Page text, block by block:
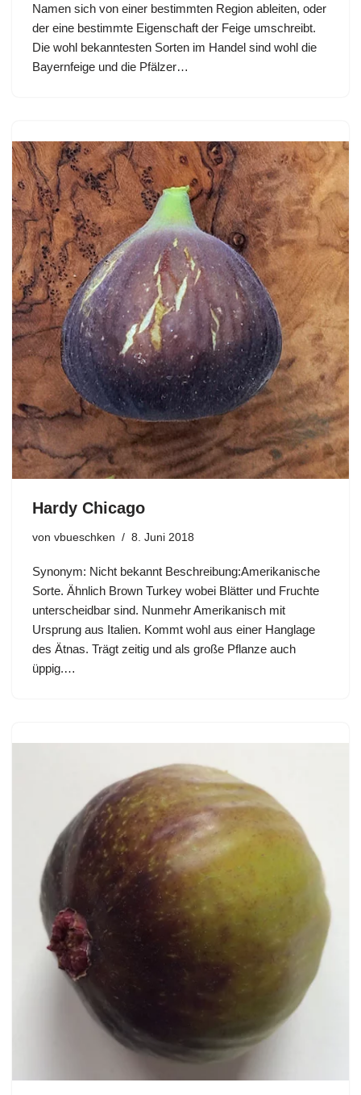
Namen sich von einer bestimmten Region ableiten, oder
der eine bestimmte Eigenschaft der Feige umschreibt.
Die wohl bekanntesten Sorten im Handel sind wohl die
Bayernfeige und die Pfälzer…
Hardy Chicago
von vbueschken 8. Juni 2018
Synonym: Nicht bekannt Beschreibung:Amerikanische
Sorte. Ähnlich Brown Turkey wobei Blätter und Fruchte
unterscheidbar sind. Nunmehr Amerikanisch mit
Ursprung aus Italien. Kommt wohl aus einer Hanglage
des Ätnas. Trägt zeitig und als große Pflanze auch
üppig.…